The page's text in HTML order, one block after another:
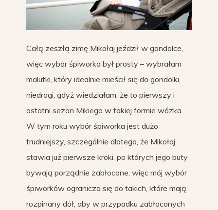
Całą zeszłą zimę Mikołaj jeździł w gondolce,
więc wybór śpiworka był prosty – wybrałam
malutki, który idealnie mieścił się do gondolki,
niedrogi, gdyż wiedziałam, że to pierwszy i
ostatni sezon Mikiego w takiej formie wózka.
W tym roku wybór śpiworka jest dużo
trudniejszy, szczególnie dlatego, że Mikołaj
stawia już pierwsze kroki, po których jego buty
bywają porządnie zabłocone, więc mój wybór
śpiworków ogranicza się do takich, które mają
rozpinany dół, aby w przypadku zabłoconych